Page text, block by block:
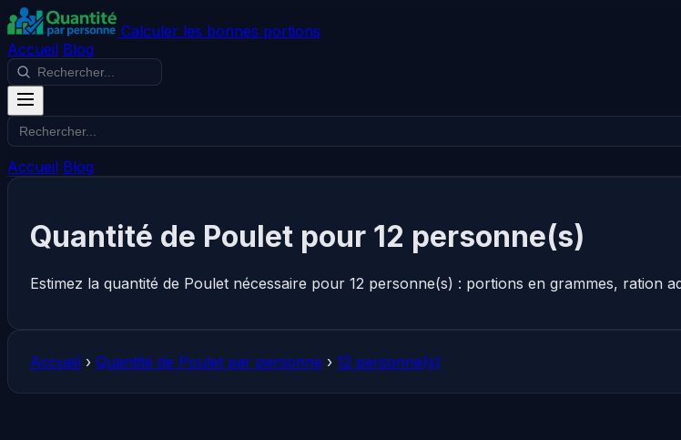
Calculer les bonnes portions
Accueil Blog
Accueil Blog
Quantité de Poulet pour 12 personne(s)
Estimez la quantité de Poulet nécessaire pour 12 personne(s) : portions en grammes, ration
Accueil › Quantité de Poulet par personne › 12 personne(s)